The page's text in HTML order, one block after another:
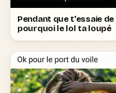
Pendant que t'essaie
pourquoi le lol ta loupé